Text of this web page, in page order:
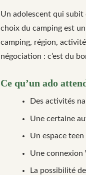
Un adolescent qui subit
choix du camping est
camping, région,
négociation : c’est du
Ce qu’un ado
Des activités
Une certaine
Un espace
Une connexion
La possibilité